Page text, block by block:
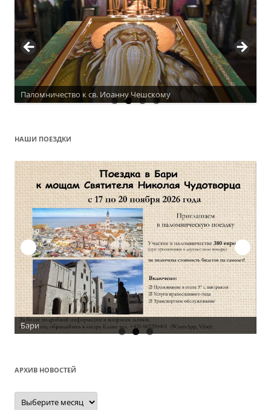
Паломничество к св. Иоанну Чешскому
НАШИ ПОЕЗДКИ
Бари
АРХИВ НОВОСТЕЙ
Архив
новостей